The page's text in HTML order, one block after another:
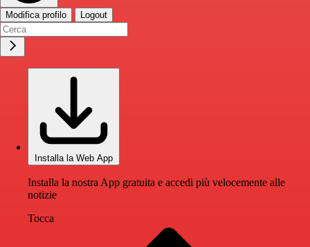
Modifica profilo Logout
Installa la Web App
Installa la nostra App gratuita e accedi più velocemente alle
notizie
Tocca